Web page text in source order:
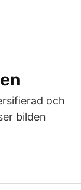
och
bilden